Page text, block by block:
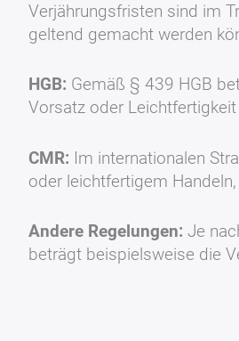
Verjährungsfristen sind im
geltend gemacht werden
HGB: Gemäß § 439 HGB
Vorsatz oder
CMR: Im internationalen
oder leichtfertigem
Andere Regelungen: Je
beträgt beispielsweise die